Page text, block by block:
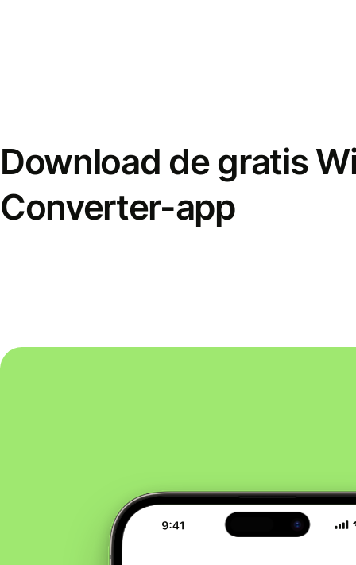
Download de gratis
Converter-app